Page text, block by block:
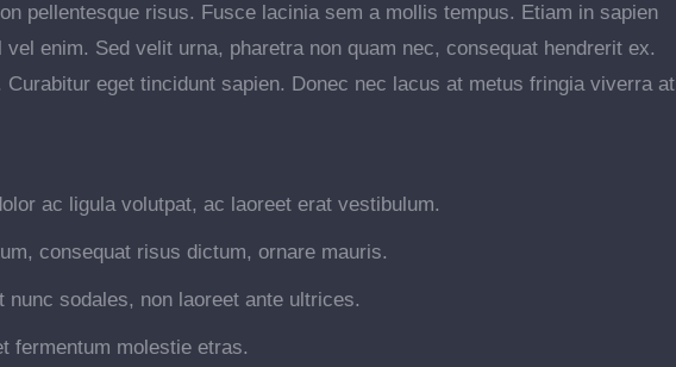
pellentesque risus. Fusce lacinia sem a mollis tempus. Etiam in sapien
enim. Sed velit urna, pharetra non quam nec, consequat hendrerit ex.
eget tincidunt sapien. Donec nec lacus at metus fringia viverra at
ac ligula volutpat, ac laoreet erat vestibulum.
consequat risus dictum, ornare mauris.
nunc sodales, non laoreet ante ultrices.
fermentum molestie etras.